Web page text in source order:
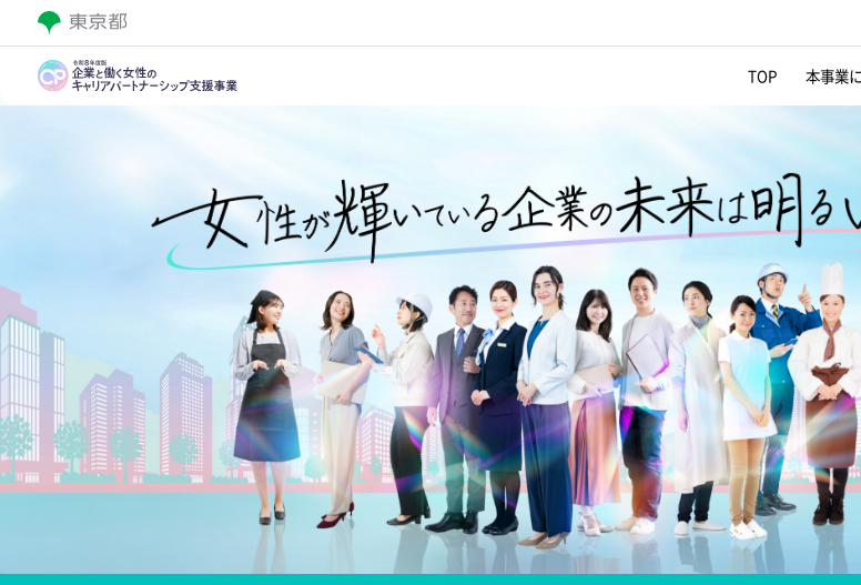
TOP 本事業
15.キャリアを考える女性従業員交
流セミナー
女性従業員向け 会場またはLIVE配信
詳しく見る
16.女性従業員向けメンタ
コンサルティング
女性従業員向け オンライン